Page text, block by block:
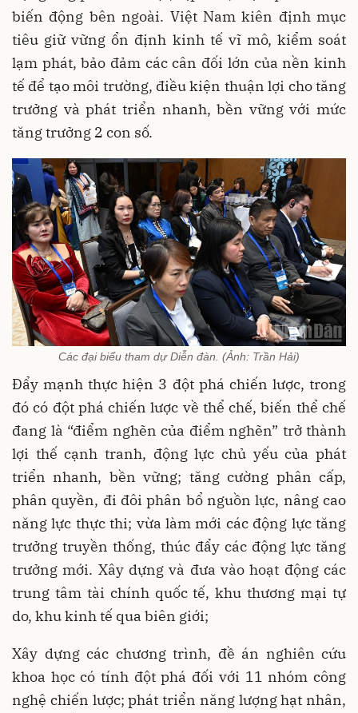
biến động bên ngoài. Việt Nam kiên định mục
tiêu giữ vững ổn định kinh tế vĩ mô, kiểm soát
lạm phát, bảo đảm các cân đối lớn của nền kinh
tế để tạo môi trường, điều kiện thuận lợi cho tăng
trưởng và phát triển nhanh, bền vững với mức
tăng trưởng 2 con số.
Các đại biểu tham dự Diễn đàn. (Ảnh: Trần Hải)
Đẩy mạnh thực hiện 3 đột phá chiến lược, trong
đó có đột phá chiến lược về thể chế, biến thể chế
đang là “điểm nghẽn của điểm nghẽn” trở thành
lợi thế cạnh tranh, động lực chủ yếu của phát
triển nhanh, bền vững; tăng cường phân cấp,
phân quyền, đi đôi phân bổ nguồn lực, nâng cao
năng lực thực thi; vừa làm mới các động lực tăng
trưởng truyền thống, thúc đẩy các động lực tăng
trưởng mới. Xây dựng và đưa vào hoạt động các
trung tâm tài chính quốc tế, khu thương mại tự
do, khu kinh tế qua biên giới;
Xây dựng các chương trình, đề án nghiên cứu
khoa học có tính đột phá đối với 11 nhóm công
nghệ chiến lược; phát triển năng lượng hạt nhân,